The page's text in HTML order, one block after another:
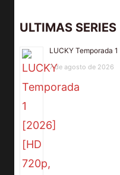
ULTIMAS SERIES
LUCKY Temporada
7 de agosto de 2026